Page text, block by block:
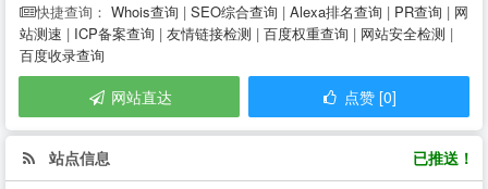
快捷查询： Whois查询 | SEO综合查询 | Alexa排名查询 | PR查询 | 网
站测速 | ICP备案查询 | 友情链接检测 | 百度权重查询 | 网站安全检测 |
百度收录查询
网站直达 点赞 [0]
站点信息 已推送！